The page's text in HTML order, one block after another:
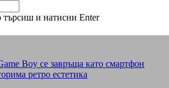
и натисни Enter
Boy се завръща като смартфон
ретро естетика